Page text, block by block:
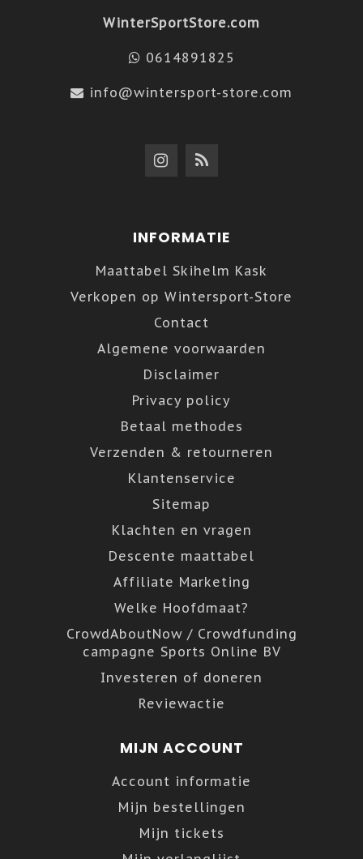
WinterSportStore.com
0614891825
info@wintersport-store.com
INFORMATIE
Maattabel Skihelm Kask
Verkopen op Wintersport-Store
Contact
Algemene voorwaarden
Disclaimer
Privacy policy
Betaal methodes
Verzenden & retourneren
Klantenservice
Sitemap
Klachten en vragen
Descente maattabel
Affiliate Marketing
Welke Hoofdmaat?
CrowdAboutNow / Crowdfunding
campagne Sports Online BV
Investeren of doneren
Reviewactie
MIJN ACCOUNT
Account informatie
Mijn bestellingen
Mijn tickets